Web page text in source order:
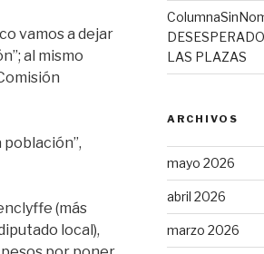
vamos a dejar
al mismo
(más
local),
LAS PLAZAS
ARCHIVOS
mayo 2026
abril 2026
marzo 2026